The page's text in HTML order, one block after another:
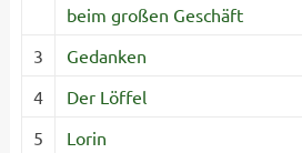
beim großen Geschäft
3
Gedanken
4
Der Löffel
5
Lorin